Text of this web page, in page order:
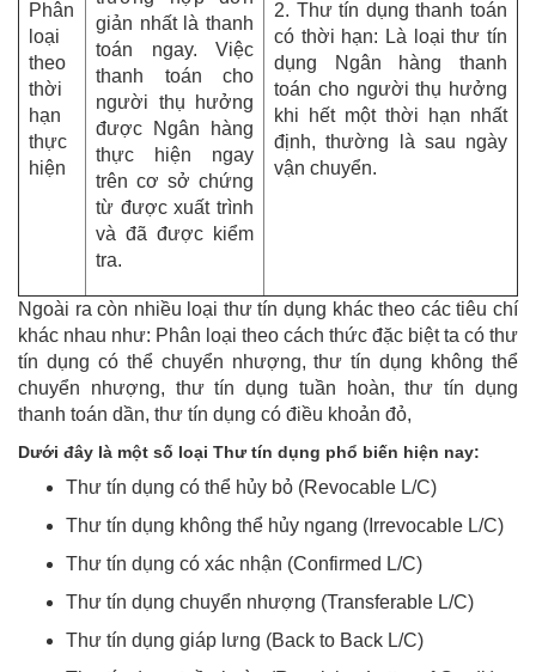
Phân
loại
theo
thời
hạn
thực
hiện
giản nhất là thanh
toán ngay. Việc
thanh toán cho
người thụ hưởng
được Ngân hàng
thực hiện ngay
trên cơ sở chứng
từ được xuất trình
và đã được kiểm
tra.
2. Thư tín dụng thanh toán
có thời hạn: Là loại thư tín
dụng Ngân hàng thanh
toán cho người thụ hưởng
khi hết một thời hạn nhất
định, thường là sau ngày
vận chuyển.
Ngoài ra còn nhiều loại thư tín dụng khác theo các tiêu chí
khác nhau như: Phân loại theo cách thức đặc biệt ta có thư
tín dụng có thể chuyển nhượng, thư tín dụng không thể
chuyển nhượng, thư tín dụng tuần hoàn, thư tín dụng
thanh toán dần, thư tín dụng có điều khoản đỏ,
Dưới đây là một số loại Thư tín dụng phổ biến hiện nay:
Thư tín dụng có thể hủy bỏ (Revocable L/C)
Thư tín dụng không thể hủy ngang (Irrevocable L/C)
Thư tín dụng có xác nhận (Confirmed L/C)
Thư tín dụng chuyển nhượng (Transferable L/C)
Thư tín dụng giáp lưng (Back to Back L/C)